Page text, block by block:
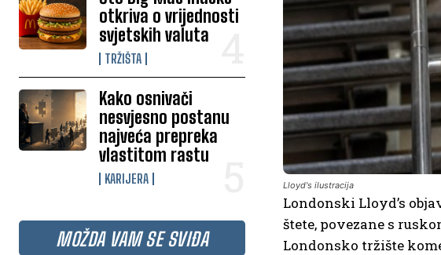
otkriva o vrijednosti
svjetskih valuta
TRŽIŠTA
Kako osnivači
nesvjesno postanu
najveća prepreka
vlastitom rastu
KARIJERA
MOŽDA VAM SE SVIĐA
Lloyd's ilustracija
Londonski Lloyd’s
štete, povezane s
Londonsko tržište